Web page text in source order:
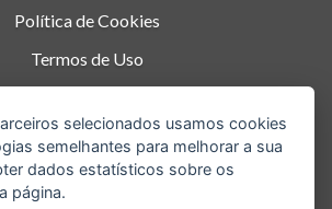
Política de Cookies
Termos de Uso
Rio de Janeiro-RJ
selecionados usamos cookies
semelhantes para melhorar a sua
dados estatísticos sobre os
página.